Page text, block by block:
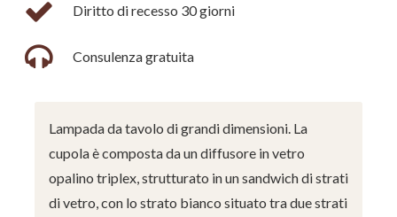
Diritto di recesso 30 giorni
Consulenza gratuita
Lampada da tavolo di grandi dimensioni. La
cupola è composta da un diffusore in vetro
opalino triplex, strutturato in un sandwich di strati
di vetro, con lo strato bianco situato tra due strati